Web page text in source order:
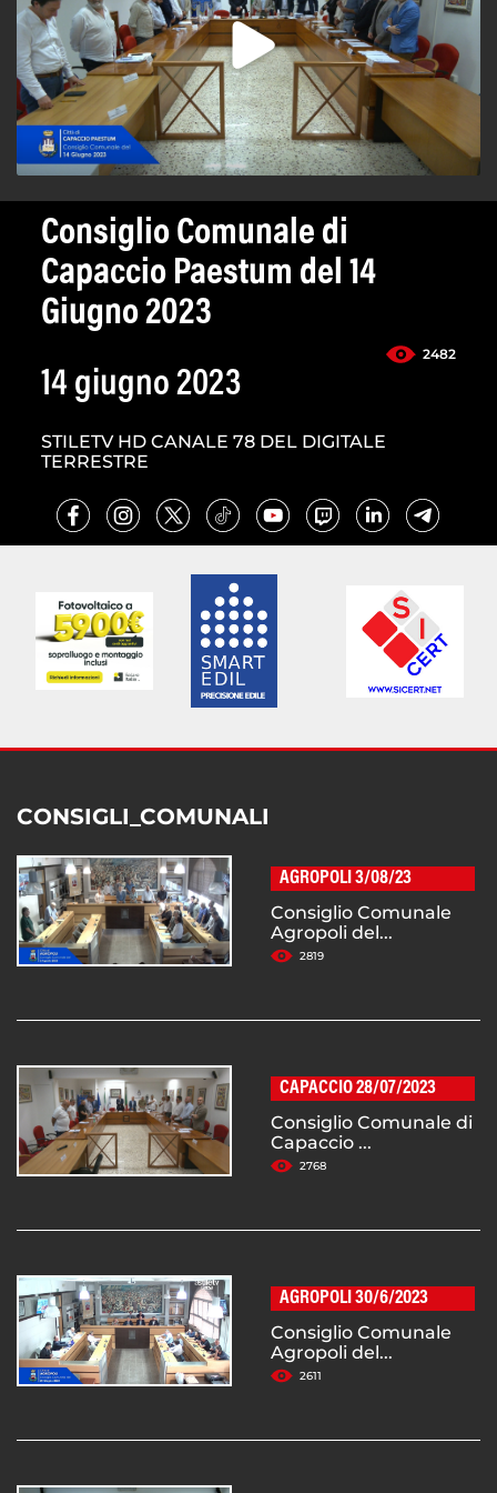
Consiglio Comunale di
Capaccio Paestum del 14
Giugno 2023
2482
14 giugno 2023
STILETV HD CANALE 78 DEL DIGITALE
TERRESTRE
CONSIGLI_COMUNALI
AGROPOLI 3/08/23
Consiglio Comunale
Agropoli del...
2819
CAPACCIO 28/07/2023
Consiglio Comunale di
Capaccio ...
2768
AGROPOLI 30/6/2023
Consiglio Comunale
Agropoli del...
2611